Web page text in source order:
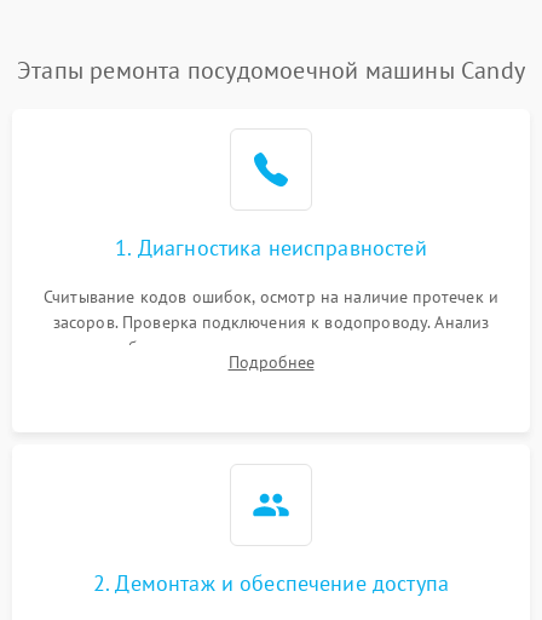
воды
1800 ₽ Подробнее →
Проблемы с
Этапы ремонта посудомоечной машины Candy
1. Диагностика неисправностей
Считывание кодов ошибок, осмотр на наличие протечек и
засоров. Проверка подключения к водопроводу. Анализ
жалоб на отсутствие слива, нагрева, вращения
разбрызгивателей или срабатывание системы защиты
Подробнее
2. Демонтаж и обеспечение доступа